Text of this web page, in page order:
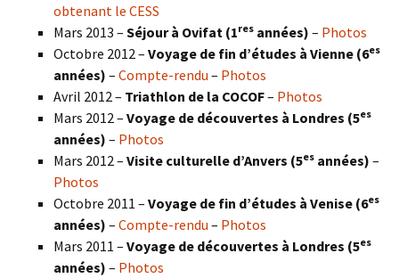
obtenant le CESS
Mars 2013 – Séjour à Ovifat (1res années) – Photos
Octobre 2012 – Voyage de fin d’études à Vienne (6es
années) – Compte-rendu – Photos
Avril 2012 – Triathlon de la COCOF– Photos
Mars 2012 – Voyage de découvertes à Londres (5es
années) – Photos
Mars 2012 – Visite culturelle d’Anvers (5es années) –
Photos
Octobre 2011 – Voyage de fin d’études à Venise (6es
années) – Compte-rendu – Photos
Mars 2011 – Voyage de découvertes à Londres (5es
années) – Photos